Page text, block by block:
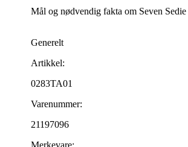
Mål og nødvendig fakta om Seven
Generelt
Artikkel:
0283TA01
Varenummer:
21197096
Merkevare: